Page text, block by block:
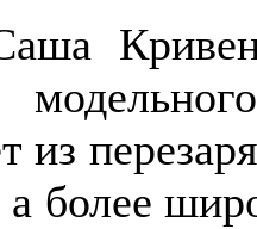
из
а более